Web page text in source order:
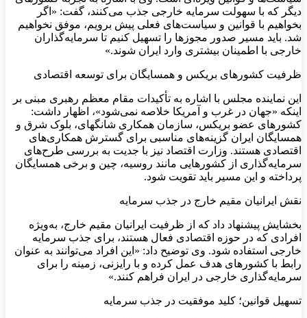
دیگر که با سهولت سرمایه خارجی جذب می‌کنند، گفت: «اگر
بخواهیم با قوانین و سیاست‌های فعلی پیش برویم، موفق نخواهیم
شد. باید مسیر صدور مجوزها را تسهیل کنیم تا سرمایه‌گذاران
خارجی با اطمینان بیشتری وارد ایران شوند.»
ظرفیت کشورهای بریکس و همسایگان برای توسعه اقتصادی
این نماینده مجلس با اشاره به تأکیدات مقام معظم رهبری مبنی بر
اینکه «جهان در غرب و آمریکا خلاصه نمی‌شود»، اظهار داشت:
کشورهای عضو بریکس، سازمان همکاری شانگهای، بلوک شرق و
همسایگان ایران گزینه‌های مناسبی برای گسترش همکاری‌های
اقتصادی هستند. وزارت اقتصاد نیز با جدیت به بررسی طرح‌های
سرمایه‌گذاری از کشورهایی مانند روسیه، چین و برخی همسایگان
پرداخته و این مسیر باید تقویت شود.
نقش ایرانیان مقیم خارج در جذب سرمایه
بخشایش پیشنهاد داد که از ظرفیت ایرانیان مقیم خارج، به‌ویژه
افرادی که در حوزه اقتصادی فعال هستند، برای جذب سرمایه
خارجی استفاده شود. وی توضیح داد: «این افراد می‌توانند به عنوان
رابط با کشورهای هدف عمل کرده و با رایزنی، زمینه را برای
سرمایه‌گذاری خارجی در ایران فراهم کنند.»
تسهیل قوانین؛ کلید موفقیت در جذب سرمایه